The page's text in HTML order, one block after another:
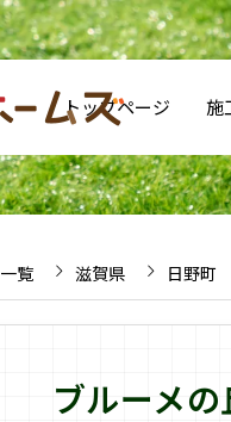
トップページ 施
覧 滋賀県 日野町
ブルーメ